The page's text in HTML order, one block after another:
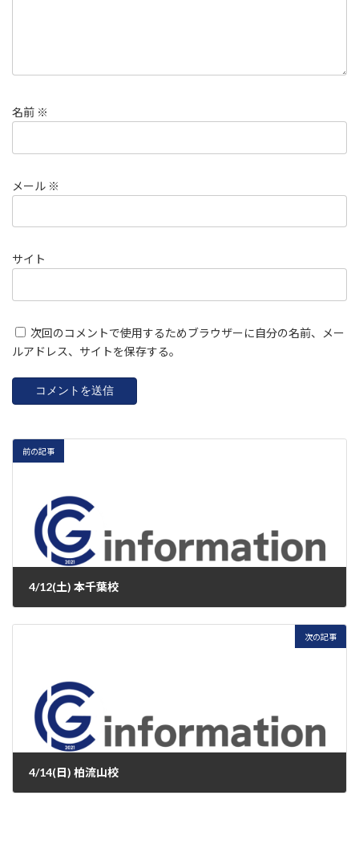
名前 ※
メール ※
サイト
次回のコメントで使用するためブラウザーに自分の名前、メー
ルアドレス、サイトを保存する。
前の記事
4/12(土) 本千葉校
次の記事
4/14(日) 柏流山校